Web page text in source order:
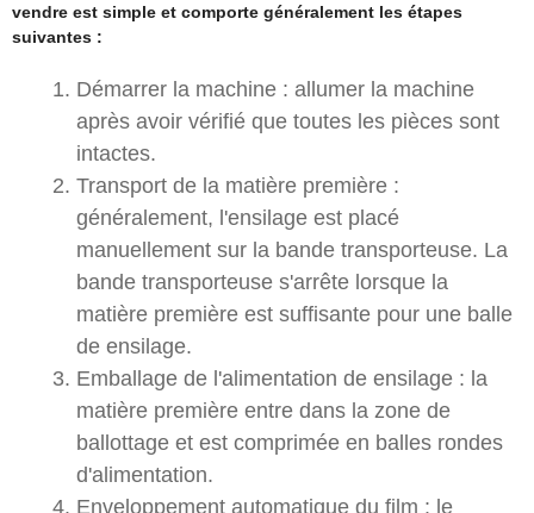
vendre est simple et comporte généralement les étapes
suivantes :
Démarrer la machine : allumer la machine
après avoir vérifié que toutes les pièces sont
intactes.
Transport de la matière première :
généralement, l'ensilage est placé
manuellement sur la bande transporteuse. La
bande transporteuse s'arrête lorsque la
matière première est suffisante pour une balle
de ensilage.
Emballage de l'alimentation de ensilage : la
matière première entre dans la zone de
ballottage et est comprimée en balles rondes
d'alimentation.
Enveloppement automatique du film : le